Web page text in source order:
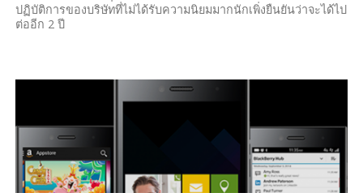
ปฏิบัติการของบริษัทที่ไม่ได้รับความนิยมมากนักเพิ่งยืนยันว่าจะได้ไป
ต่ออีก 2 ปี